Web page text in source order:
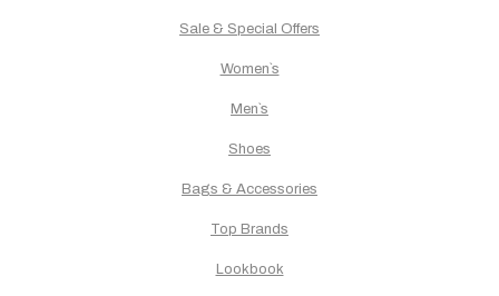
Sale & Special Offers
Women`s
Men`s
Shoes
Bags & Accessories
Top Brands
Lookbook